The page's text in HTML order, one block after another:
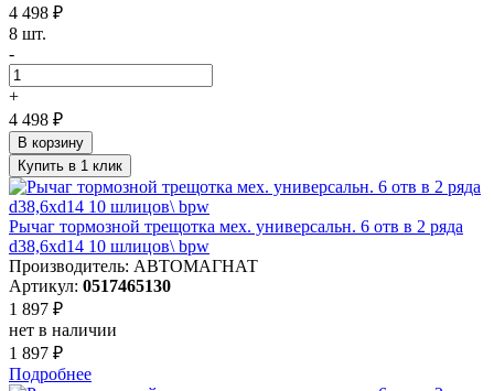
4 498 ₽
8 шт.
-
+
4 498 ₽
В корзину
Купить в 1 клик
Рычаг тормозной трещотка мех. универсальн. 6 отв в 2 ряда
d38,6xd14 10 шлицов\ bpw
Производитель: АВТОМАГНАТ
Артикул: 0517465130
1 897 ₽
нет в наличии
1 897 ₽
Подробнее